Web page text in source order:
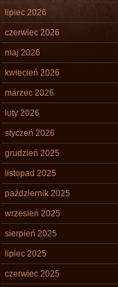
lipiec 2026
czerwiec 2026
maj 2026
kwiecień 2026
marzec 2026
luty 2026
styczeń 2026
grudzień 2025
listopad 2025
październik 2025
wrzesień 2025
sierpień 2025
lipiec 2025
czerwiec 2025